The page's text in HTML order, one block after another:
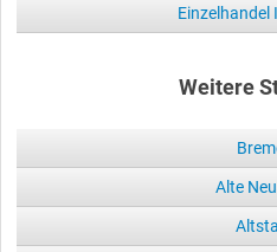
Einzelhandel
Weitere
Alte